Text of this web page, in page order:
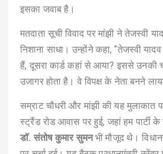
इसका जवाब है।
मतदाता सूची विवाद पर मांझी ने तेजस्वी
निशाना साधा। उन्होंने कहा, “तेजस्वी
हैं, दूसरा कार्ड कहां से आया? इससे उनकी
उजागर होता है। वे विपक्ष के नेता बनने
सम्राट चौधरी और मांझी की यह मुलाकात
स्ट्रैंड रोड आवास पर हुई, जहां हम पार्टी के
डॉ. संतोष कुमार सुमनभी मौजूद थे।